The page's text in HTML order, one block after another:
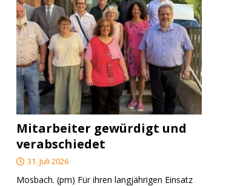
Mitarbeiter gewürdigt und
verabschiedet
31. Juli 2026
Mosbach. (pm) Für ihren langjährigen Einsatz